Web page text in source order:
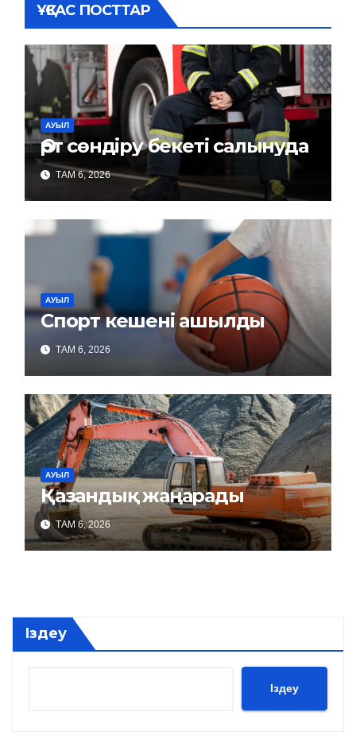
ҰҚСАС ПОСТТАР
АУЫЛ
Өрт сөндіру бекеті салынуда
ТАМ 6, 2026
АУЫЛ
Спорт кешені ашылды
ТАМ 6, 2026
АУЫЛ
Қазандық жаңарады
ТАМ 6, 2026
Іздеу
Іздеу